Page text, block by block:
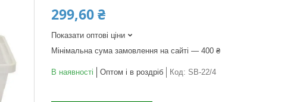
299,60 ₴
Показати оптові ціни
Мінімальна сума замовлення на сайті — 400 ₴
В наявності Оптом і в роздріб Код: SB-22/4